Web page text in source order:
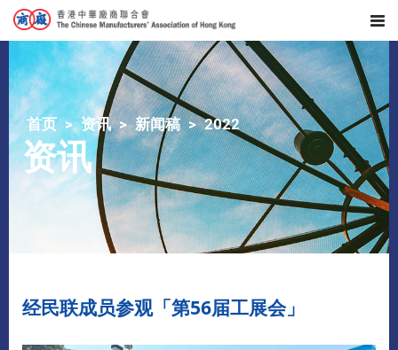
首页 资讯 新闻稿 2022
资讯
经民联成员参观「第56届工展会」